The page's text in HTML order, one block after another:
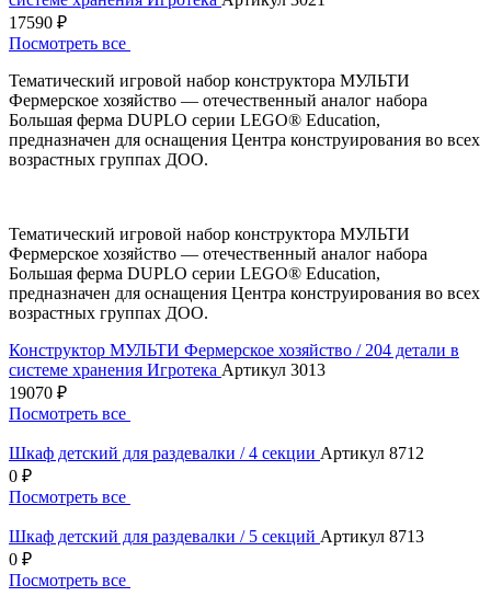
17590 ₽
Посмотреть все
Тематический игровой набор конструктора МУЛЬТИ
Фермерское хозяйство — отечественный аналог набора
Большая ферма DUPLO серии LEGO® Education,
предназначен для оснащения Центра конструирования во всех
возрастных группах ДОО.
Тематический игровой набор конструктора МУЛЬТИ
Фермерское хозяйство — отечественный аналог набора
Большая ферма DUPLO серии LEGO® Education,
предназначен для оснащения Центра конструирования во всех
возрастных группах ДОО.
Конструктор МУЛЬТИ Фермерское хозяйство / 204 детали в
системе хранения Игротека Артикул 3013
19070 ₽
Посмотреть все
Шкаф детский для раздевалки / 4 секции Артикул 8712
0 ₽
Посмотреть все
Шкаф детский для раздевалки / 5 секций Артикул 8713
0 ₽
Посмотреть все